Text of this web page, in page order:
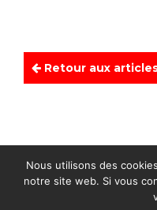
Retour aux
Nous utilisons des
notre site web. Si vous